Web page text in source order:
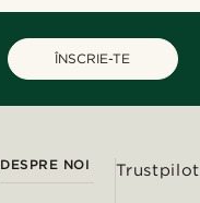
ÎNSCRIE-TE
DESPRE NOI Trustpilot